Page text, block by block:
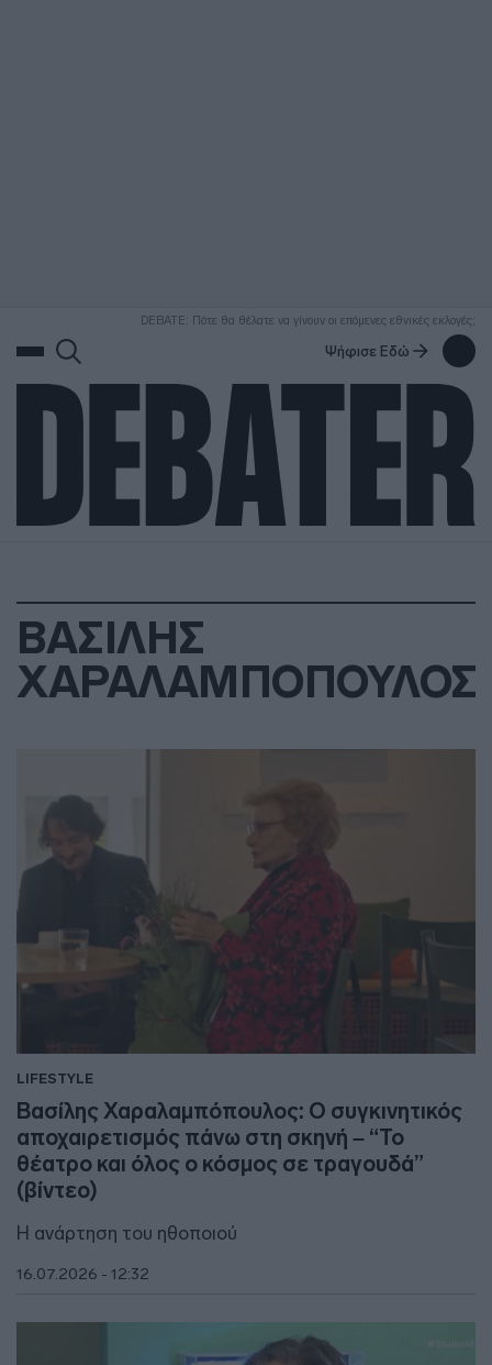
DEBATE: Πότε θα θέλατε να γίνουν οι επόμενες εθνικές εκλογές;
Ψήφισε Εδώ
ΒΑΣΙΛΗΣ
ΧΑΡΑΛΑΜΠΟΠΟΥΛΟΣ
LIFESTYLE
Βασίλης Χαραλαμπόπουλος: Ο συγκινητικός
αποχαιρετισμός πάνω στη σκηνή – “Το
θέατρο και όλος ο κόσμος σε τραγουδά”
(βίντεο)
Η ανάρτηση του ηθοποιού
16.07.2026 - 12:32